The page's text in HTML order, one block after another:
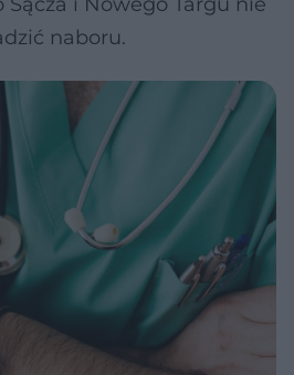
naboru.